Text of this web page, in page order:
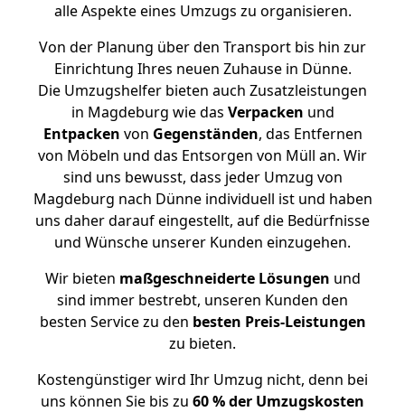
alle Aspekte eines Umzugs zu organisieren.
Von der Planung über den Transport bis hin zur
Einrichtung Ihres neuen Zuhause in Dünne.
Die Umzugshelfer bieten auch Zusatzleistungen
in Magdeburg wie das Verpacken und
Entpacken von Gegenständen, das Entfernen
von Möbeln und das Entsorgen von Müll an. Wir
sind uns bewusst, dass jeder Umzug von
Magdeburg nach Dünne individuell ist und haben
uns daher darauf eingestellt, auf die Bedürfnisse
und Wünsche unserer Kunden einzugehen.
Wir bieten maßgeschneiderte Lösungen und
sind immer bestrebt, unseren Kunden den
besten Service zu den besten Preis-Leistungen
zu bieten.
Kostengünstiger wird Ihr Umzug nicht, denn bei
uns können Sie bis zu 60 % der Umzugskosten